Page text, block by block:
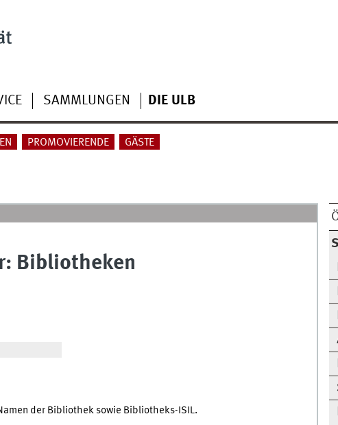
SAMMLUNGEN DIE ULB
PROMOVIERENDE GÄSTE
Bibliotheken
der Bibliothek sowie Bibliotheks-ISIL.